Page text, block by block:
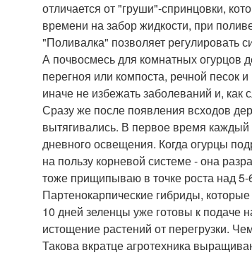
отличается от "груши"-спринцовки,
времени на забор жидкости, при
"Поливалка" позволяет регулировать
А почвосмесь для комнатных огурцов
перегноя или компоста, речной
иначе не избежать заболеваний и, как
Сразу же после появления всходов
вытягивались. В первое время
дневного освещения. Когда огурцы
на пользу корневой системе - она
тоже прищипываю в точке роста над 5-
Партенокарпические гибриды,
10 дней зеленцы уже готовы к подаче
истощение растений от перегрузки.
Такова вкратце агротехника